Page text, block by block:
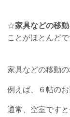
☆家具などの移
ことがほとんどで
家具などの移動の
例えば、６帖の
通常、空室です